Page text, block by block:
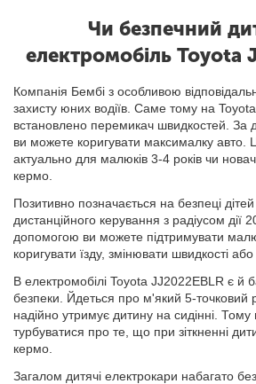
Чи безпечний
електромобіль Toyota
Компанія Бембі з особливою
захисту юних водіїв. Саме тому на
встановлено перемикач швидкостей. За
ви можете коригувати максималку авто.
актуально для малюків 3-4 років чи
кермо.
Позитивно позначається на безпеці
дистанційного керування з радіусом дії
допомогою ви можете підтримувати
коригувати їзду, змінювати швидкості
В електромобілі Toyota JJ2022EBLR є й
безпеки. Йдеться про м'який 5-точковий
надійно утримує дитину на сидінні.
турбуватися про те, що при зіткненні
кермо.
Загалом дитячі електрокари набагато